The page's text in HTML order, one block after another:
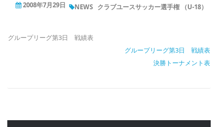
2008年7月29日 NEWS クラブユースサッカー選手権 （U-18）
グループリーグ第3日 戦績表
グループリーグ第3日 戦績表
決勝トーナメント表